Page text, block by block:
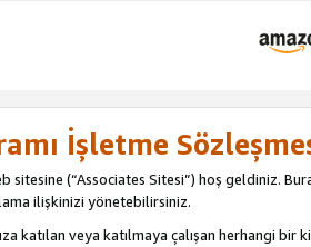
İşletme
sitesine (“Associates Sitesi”) hoş geldiniz.
ilişkinizi yönetebilirsiniz.
katılan veya katılmaya çalışan herhangi bir